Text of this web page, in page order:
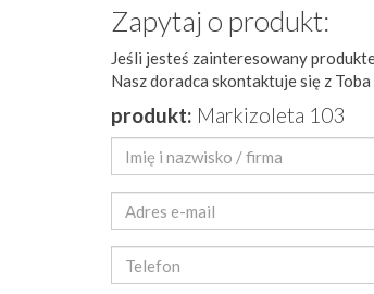
Zapytaj o produkt:
Jeśli jesteś zainteresowany
Nasz doradca skontaktuje się z
produkt: Markizoleta 103